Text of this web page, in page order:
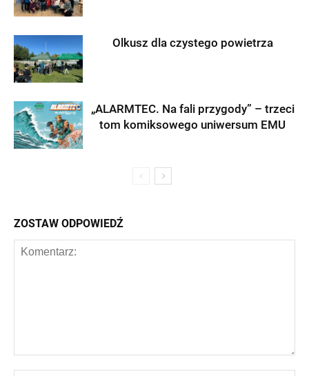
Olkusz dla czystego powietrza
„ALARMTEC. Na fali przygody” – trzeci
tom komiksowego uniwersum EMU
ZOSTAW ODPOWIEDŹ